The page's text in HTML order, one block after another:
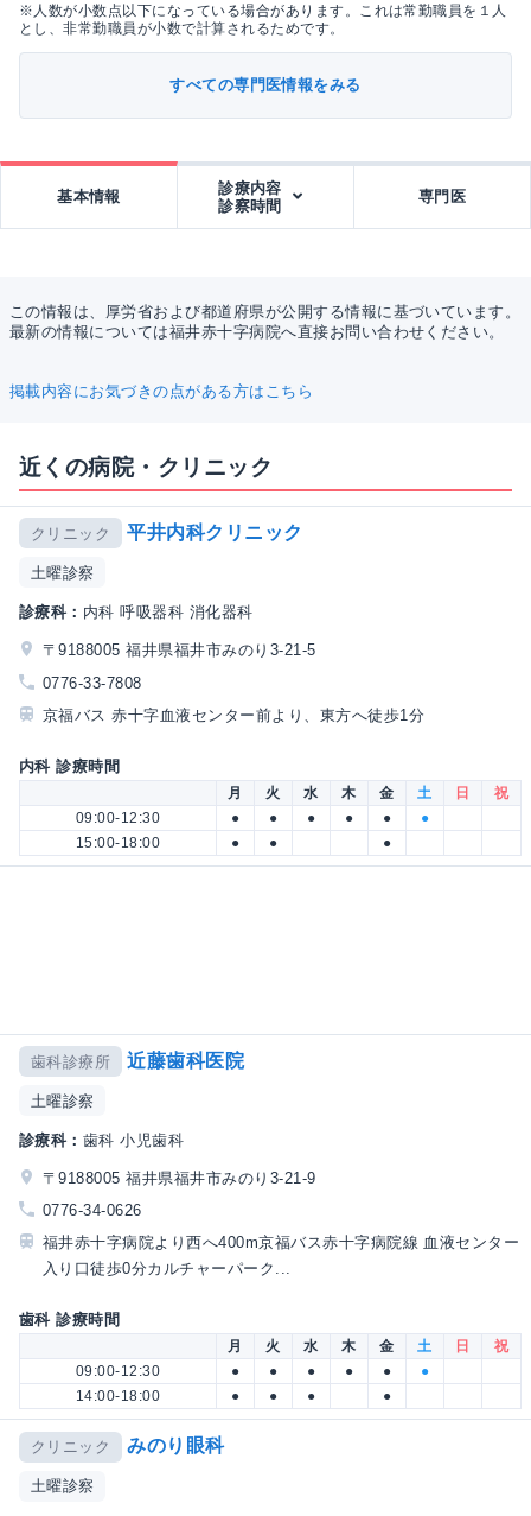
※人数が小数点以下になっている場合があります。これは常勤職員を１人
とし、非常勤職員が小数で計算されるためです。
すべての専門医情報をみる
基本情報
診療内容
診察時間
専門医
この情報は、厚労省および都道府県が公開する情報に基づいています。
最新の情報については福井赤十字病院へ直接お問い合わせください。
掲載内容にお気づきの点がある方はこちら
近くの病院・クリニック
クリニック 平井内科クリニック
土曜診察
診療科： 内科 呼吸器科 消化器科
〒9188005 福井県福井市みのり3-21-5
0776-33-7808
京福バス 赤十字血液センター前より、東方へ徒歩1分
内科 診療時間
月 火 水 木 金 土 日
祝
09:00-12:30
● ● ● ● ●
●
15:00-18:00
● ● ●
歯科診療所 近藤歯科医院
土曜診察
診療科： 歯科 小児歯科
〒9188005 福井県福井市みのり3-21-9
0776-34-0626
福井赤十字病院より西へ400m京福バス赤十字病院線 血液センター
入り口徒歩0分カルチャーパーク...
歯科 診療時間
月 火 水 木 金 土 日
祝
09:00-12:30
● ● ● ● ●
●
14:00-18:00
● ● ● ●
クリニック みのり眼科
土曜診察